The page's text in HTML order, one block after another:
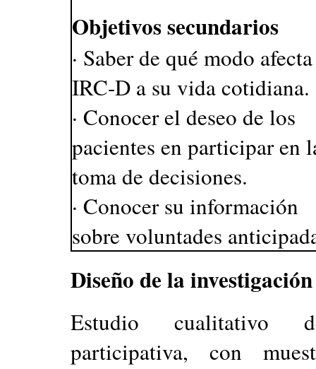
Objetivos secundarios
· Saber de qué modo
IRC-D a su vida cotidiana.
· Conocer el deseo de los
pacientes en participar en
toma de decisiones.
· Conocer su información
sobre voluntades
Diseño de la investigación
Estudio cualitativo
participativa, con